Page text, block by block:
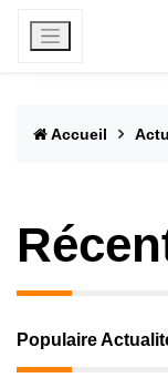
Accueil
Populaire